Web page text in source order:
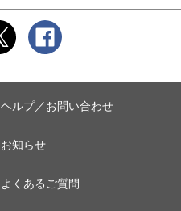
ヘルプ／お問い合わせ
お知らせ
よくあるご質問